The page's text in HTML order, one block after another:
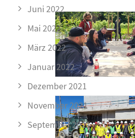
Juni 2022
Mai 2022
März 2022
Januar 2022
Dezember 2021
November 2021
September 2021